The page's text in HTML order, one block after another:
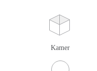
Kamer